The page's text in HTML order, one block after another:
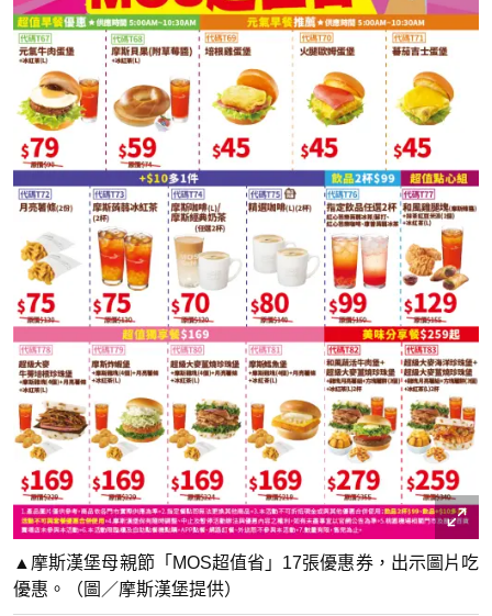
▲摩斯漢堡母親節「MOS超值省」17張優惠券，出示圖片吃
優惠。（圖／摩斯漢堡提供）